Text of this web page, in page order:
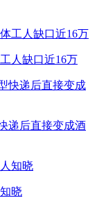
人缺口近16万
递后直接变成酒
晓